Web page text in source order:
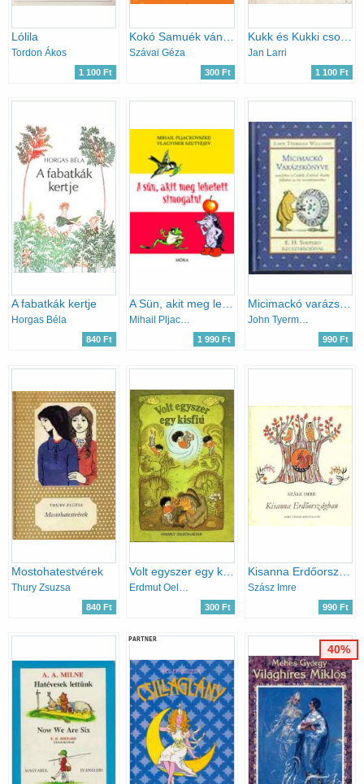
Lólila
Tordon Ákos
1 100 Ft
Szávai Géza
300 Ft
Kukk és Kukki csodálatos utazása
Jan Larri
1 100 Ft
A fabatkák kertje
Horgas Béla
840 Ft
Mihail Pljackovszkij
1 990 Ft
Micimackó varázskönyve
John Tyerman Williams
990 Ft
Mostohatestvérek
Thury Zsuzsa
840 Ft 300 Ft
Kisanna Erdőországban
Szász Imre
990 Ft
PARTNER
40%